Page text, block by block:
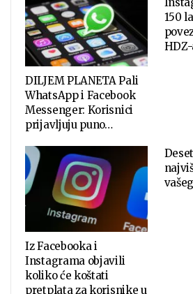
DILJEM PLANETA Pali
WhatsApp i Facebook
Messenger: Korisnici
prijavljuju puno…
150
Iz Facebooka i
Instagrama objavili
koliko će koštati
pretplata za korisnike u